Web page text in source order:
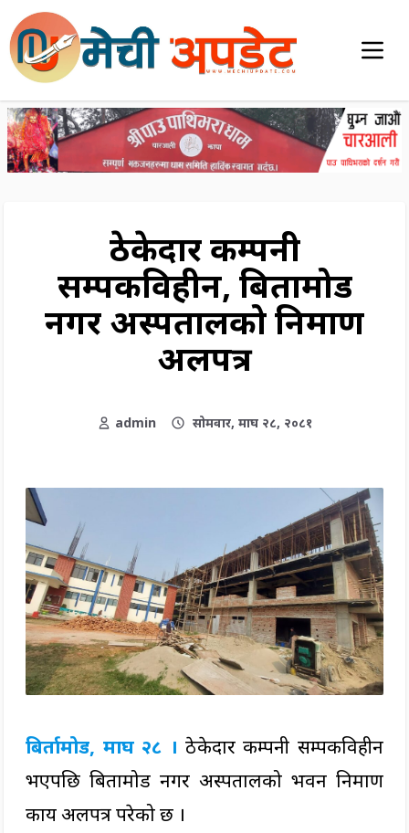
ठेकेदार कम्पनी
सम्पर्कविहीन, बिर्तामोड
नगर अस्पतालको निर्माण
अलपत्र
admin सोमवार, माघ २८, २०८१
बिर्तामोड, माघ २८ । ठेकेदार कम्पनी सम्पर्कविहीन
भएपछि बिर्तामोड नगर अस्पतालको भवन निर्माण
कार्य अलपत्र परेको छ ।